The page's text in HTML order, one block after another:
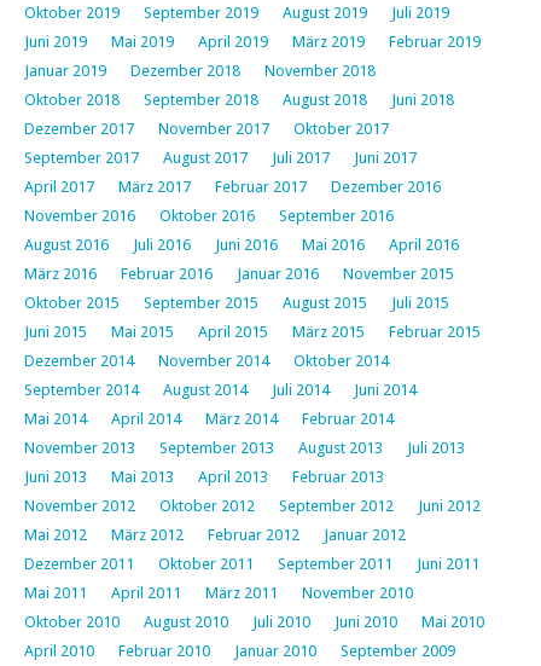
Oktober 2019
September 2019 August 2019
Juli 2019
Juni 2019
Mai 2019 April 2019 März 2019
Februar 2019
Januar 2019
Dezember 2018
November 2018
Oktober 2018
September 2018 August 2018
Juni 2018
Dezember 2017
November 2017
Oktober 2017
September 2017
August 2017 Juli 2017
Juni 2017
April 2017
März 2017 Februar 2017
Dezember 2016
November 2016
Oktober 2016
September 2016
August 2016
Juli 2016 Juni 2016 Mai 2016
April 2016
März 2016
Februar 2016 Januar 2016
November 2015
Oktober 2015
September 2015 August 2015
Juli 2015
Juni 2015
Mai 2015 April 2015 März 2015
Februar 2015
Dezember 2014
November 2014
Oktober 2014
September 2014
August 2014 Juli 2014
Juni 2014
Mai 2014
April 2014 März 2014
Februar 2014
November 2013
September 2013 August 2013
Juli 2013
Juni 2013
Mai 2013 April 2013
Februar 2013
November 2012
Oktober 2012 September 2012
Juni 2012
Mai 2012
März 2012 Februar 2012
Januar 2012
Dezember 2011
Oktober 2011 September 2011
Juni 2011
Mai 2011
April 2011 März 2011
November 2010
Oktober 2010
August 2010 Juli 2010 Juni 2010
Mai 2010
April 2010
Februar 2010 Januar 2010
September 2009